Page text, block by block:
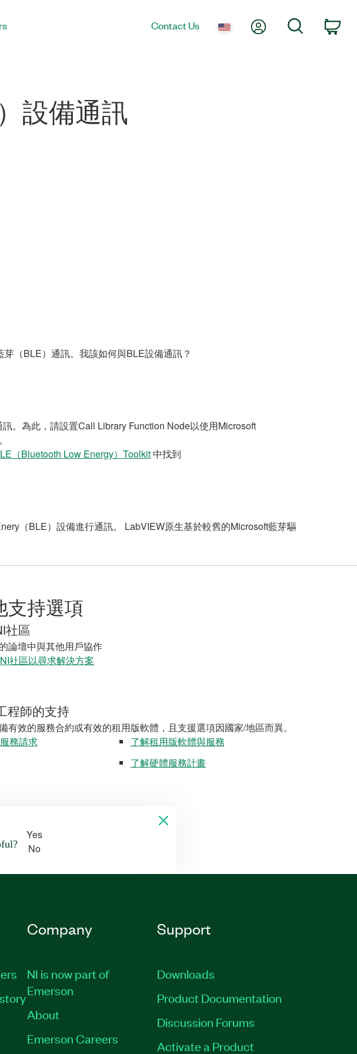
Contact Us My AccountSearch
設備通訊
（BLE）通訊。我該如何與BLE設備通訊？
。為此，請設置Call Library Function Node以使用Microsoft
（Bluetooth Low Energy）Toolkit 中找到
（BLE）設備進行通訊。 LabVIEW原生基於較舊的Microsoft藍芽驅
支持選項
社區
論壇中與其他用戶協作
社區以尋求解決方案
程師的支持
有效的服務合約或有效的租用版軟體，且支援選項因國家/地區而異。
務請求
了解租用版軟體與服務
了解硬體服務計畫
Yes
No
Company
NI is now part of
Emerson
About
Emerson Careers
Support
Downloads
Product Documentation
Discussion Forums
Activate a Product